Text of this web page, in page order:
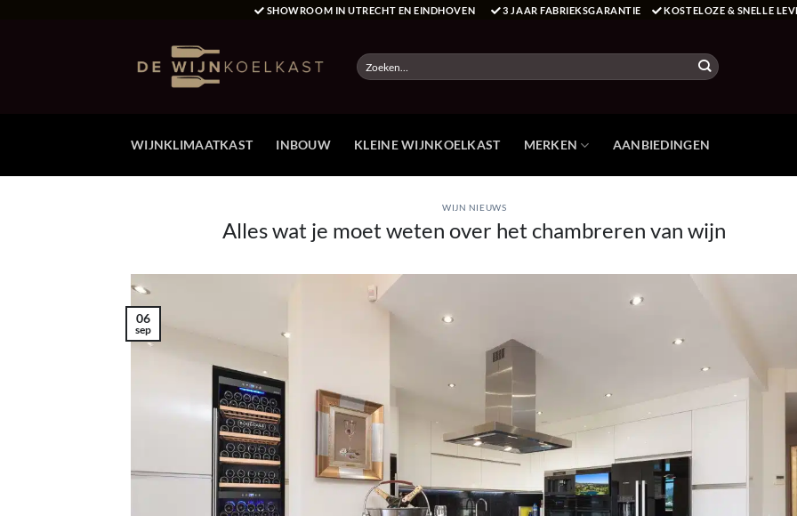
SHOWROOM IN UTRECHT EN EINDHOVEN 3 JAAR FABRIEKSGARANTIE KOSTELOZE & SNELLE
Zoeken
naar:
WIJNKLIMAATKAST INBOUW KLEINE WIJNKOELKAST MERKEN AANBIEDINGEN
WIJN NIEUWS
Alles wat je moet weten over het chambreren van wijn
06
sep